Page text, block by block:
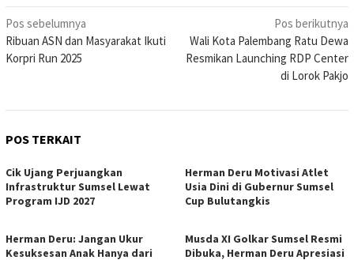
Navigasi
pos
Pos sebelumnya
Ribuan ASN dan Masyarakat Ikuti
Korpri Run 2025
Pos berikutnya
Wali Kota Palembang Ratu Dewa
Resmikan Launching RDP Center
di Lorok Pakjo
POS TERKAIT
Cik Ujang Perjuangkan
Infrastruktur Sumsel Lewat
Program IJD 2027
Herman Deru Motivasi Atlet
Usia Dini di Gubernur Sumsel
Cup Bulutangkis
Herman Deru: Jangan Ukur
Kesuksesan Anak Hanya dari
Musda XI Golkar Sumsel Resmi
Dibuka, Herman Deru Apresiasi